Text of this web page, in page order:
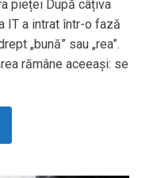
pieței După câțiva
IT a intrat într-o fază
„bună” sau „rea”.
rămâne aceeași: se